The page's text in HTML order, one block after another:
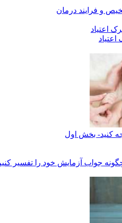
و فرایند درمان
کنید- بخش اول
جواب آزمایش خود را تفسیر